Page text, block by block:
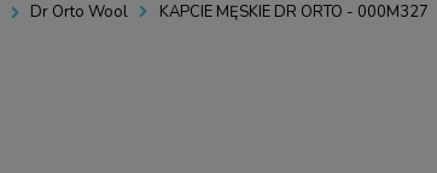
Dr Orto Wool KAPCIE MĘSKIE DR ORTO - 000M327